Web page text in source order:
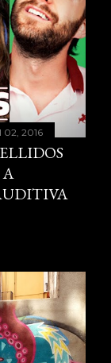
02, 2016
A